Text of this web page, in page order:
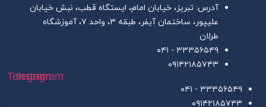
آدرس: تبریز، خیابان امام، ایستگاه قطب، نبش خیابان
علیپور، ساختمان آیفر، طبقه ۳، واحد ۷، آموزشگاه
طرلان
۳۳۳۵۶۵۴۹ - ۰۴۱
۰۹۱۴۲۱۸۵۷۴۳
Instagram
Telegram
۳۳۳۵۶۵۴۹ - ۰۴۱
۰۹۱۴۲۱۸۵۷۴۳